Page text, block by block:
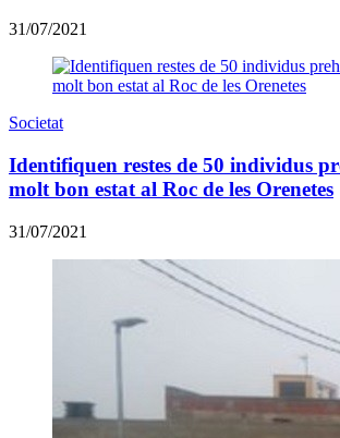
31/07/2021
Societat
​Identifiquen restes de 50 individus
molt bon estat al Roc de les Orenetes
31/07/2021